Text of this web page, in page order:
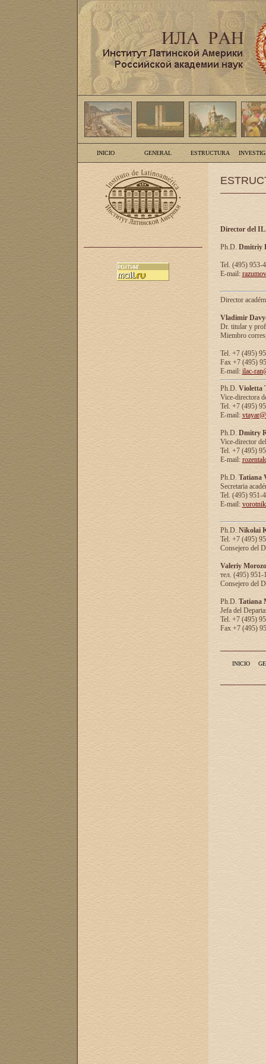
INICIO GENERAL ESTRUCTURA
Director del
Ph.D. Dmitriy
Tel. (495) 953-
E-mail:
Director
Vladimir
Dr. titular y
Miembro
Tel. +7 (495)
Fax +7 (495)
E-mail: ilac-
Ph.D. Violetta
Vice-directora
Tel. +7 (495)
E-mail:
Ph.D. Dmitry
Vice-director
Tel. +7 (495)
E-mail:
Ph.D. Tatiana
Secretaria
Tel. (495) 951-
E-mail:
Ph.D. Nikolai
Tel. +7 (495)
Consejero del
Valeriy
тел. (495) 951-
Consejero del
Ph.D. Tatiana
Jefa del
Tel. +7 (495)
Fax +7 (495)
INICIO